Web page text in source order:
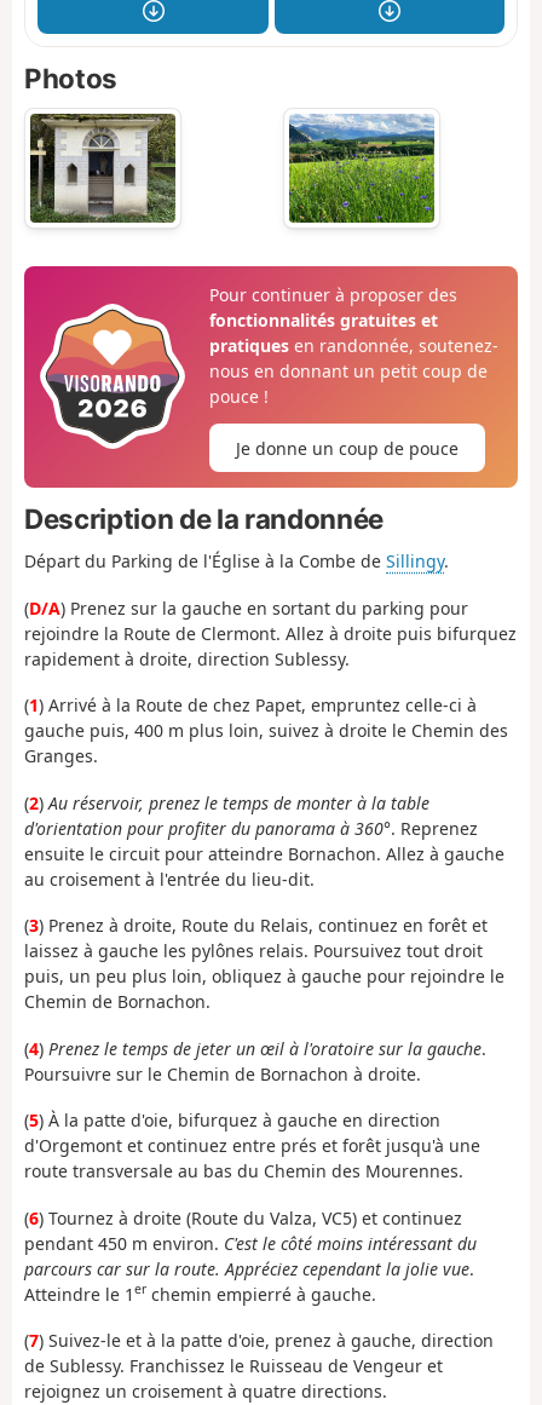
Photos
Pour continuer à proposer des
fonctionnalités gratuites et
pratiquesen randonnée, soutenez-
nous en donnant un petit coup de
pouce !
Je donne un coup de pouce
Description de la randonnée
Départ du Parking de l'Église à la Combe de Sillingy.
(D/A) Prenez sur la gauche en sortant du parking pour
rejoindre la Route de Clermont. Allez à droite puis bifurquez
rapidement à droite, direction Sublessy.
(1) Arrivé à la Route de chez Papet, empruntez celle-ci à
gauche puis, 400 m plus loin, suivez à droite le Chemin des
Granges.
(2) Au réservoir, prenez le temps de monter à la table
d'orientation pour profiter du panorama à 360°. Reprenez
ensuite le circuit pour atteindre Bornachon. Allez à gauche
au croisement à l'entrée du lieu-dit.
(3) Prenez à droite, Route du Relais, continuez en forêt et
laissez à gauche les pylônes relais. Poursuivez tout droit
puis, un peu plus loin, obliquez à gauche pour rejoindre le
Chemin de Bornachon.
(4) Prenez le temps de jeter un œil à l'oratoire sur la gauche.
Poursuivre sur le Chemin de Bornachon à droite.
(5) À la patte d'oie, bifurquez à gauche en direction
d'Orgemont et continuez entre prés et forêt jusqu'à une
route transversale au bas du Chemin des Mourennes.
(6) Tournez à droite (Route du Valza, VC5) et continuez
pendant 450 m environ. C'est le côté moins intéressant du
parcours car sur la route. Appréciez cependant la jolie vue.
Atteindre le 1 er chemin empierré à gauche.
(7) Suivez-le et à la patte d'oie, prenez à gauche, direction
de Sublessy. Franchissez le Ruisseau de Vengeur et
rejoignez un croisement à quatre directions.